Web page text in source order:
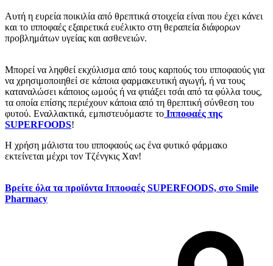
Αυτή η ευρεία ποικιλία από θρεπτικά στοιχεία είναι που έχει κάνει
και το ιπποφαές εξαιρετικά ευέλικτο στη θεραπεία διάφορων
προβλημάτων υγείας και ασθενειών.
Μπορεί να ληφθεί εκχύλισμα από τους καρπούς του ιπποφαούς για
να χρησιμοποιηθεί σε κάποια φαρμακευτική αγωγή, ή να τους
καταναλώσει κάποιος ωμούς ή να φτιάξει τσάι από τα φύλλα τους,
τα οποία επίσης περιέχουν κάποια από τη θρεπτική σύνθεση του
φυτού. Eναλλακτικά, εμπιστευόμαστε το Ιπποφαές της
SUPERFOODS!
Η χρήση μάλιστα του ιπποφαούς ως ένα φυτικό φάρμακο
εκτείνεται μέχρι τον Τζένγκις Χαν!
Βρείτε όλα τα προϊόντα Ιπποφαές SUPERFOODS, στο Smile
Pharmacy